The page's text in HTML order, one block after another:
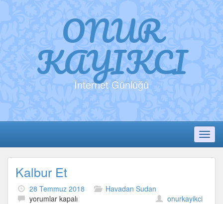
ONUR
KAYIKCI
İnternet Günlüğü
Kalbur Et
28 Temmuz 2018
Havadan Sudan
Kalbur
yorumlar kapalı onurkayikci